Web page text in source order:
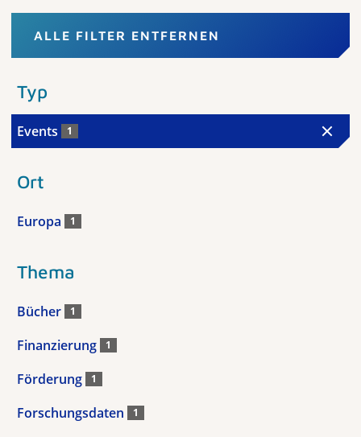
ALLE FILTER ENTFERNEN
Typ
Events 1
Ort
Europa 1
Thema
Bücher 1
Finanzierung 1
Förderung 1
Forschungsdaten 1